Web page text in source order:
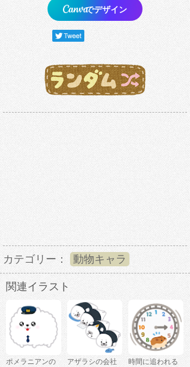
でデザイン
カテゴリー： 動物キャラ
関連イラスト
ポメラニアンの
アザラシの会社
時間に追われる